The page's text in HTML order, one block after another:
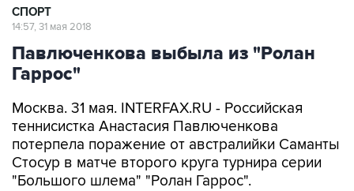
СПОРТ
14:57, 31 мая 2018
Павлюченкова выбыла из "Ролан
Гаррос"
Москва. 31 мая. INTERFAX.RU - Российская
теннисистка Анастасия Павлюченкова
потерпела поражение от австралийки Саманты
Стосур в матче второго круга турнира серии
"Большого шлема" "Ролан Гаррос".